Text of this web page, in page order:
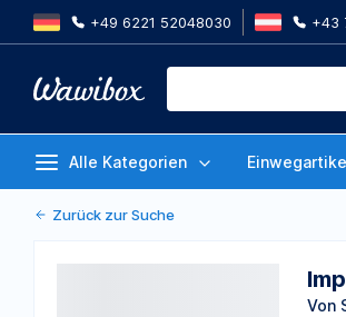
+49 6221 52048030 +43
Alle Kategorien
Impregum Penta
Zurück zur Suche
Von